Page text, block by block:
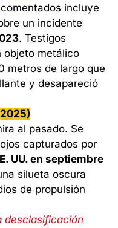
incluye
un incidente
. Testigos
objeto metálico
metros de largo que
y desapareció
al pasado. Se
capturados por
UU. en septiembre
silueta oscura
de propulsión
desclasificación